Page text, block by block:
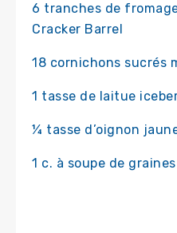
6 tranches de
Cracker Barrel
18 cornichons sucrés
1 tasse de laitue
¼ tasse d’oignon
1 c. à soupe de